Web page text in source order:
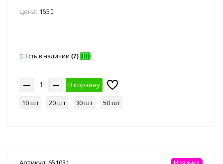
Цена: 155
Есть в наличии (7)
В корзину
10 шт
20 шт 30 шт 50 шт